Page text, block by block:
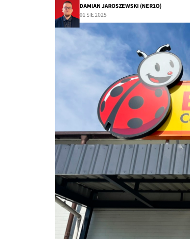
DAMIAN JAROSZEWSKI (NER1O)
01 SIE 2025